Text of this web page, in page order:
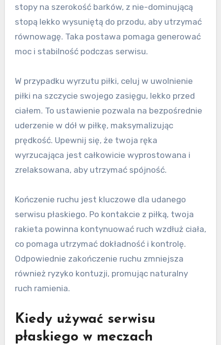
stopy na szerokość barków, z nie-dominującą
stopą lekko wysuniętą do przodu, aby utrzymać
równowagę. Taka postawa pomaga generować
moc i stabilność podczas serwisu.
W przypadku wyrzutu piłki, celuj w uwolnienie
piłki na szczycie swojego zasięgu, lekko przed
ciałem. To ustawienie pozwala na bezpośrednie
uderzenie w dół w piłkę, maksymalizując
prędkość. Upewnij się, że twoja ręka
wyrzucająca jest całkowicie wyprostowana i
zrelaksowana, aby utrzymać spójność.
Kończenie ruchu jest kluczowe dla udanego
serwisu płaskiego. Po kontakcie z piłką, twoja
rakieta powinna kontynuować ruch wzdłuż ciała,
co pomaga utrzymać dokładność i kontrolę.
Odpowiednie zakończenie ruchu zmniejsza
również ryzyko kontuzji, promując naturalny
ruch ramienia.
Kiedy używać serwisu
płaskiego w meczach